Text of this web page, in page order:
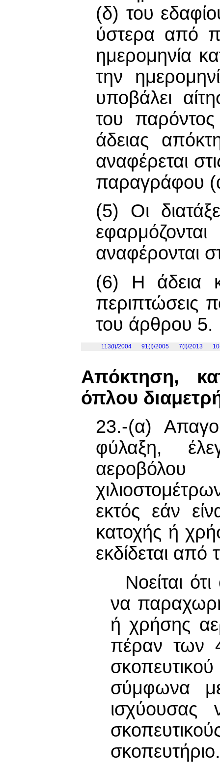
(δ) του
ύστερα από
ημερομηνία
την
υποβάλει
του
άδειας
αναφέρεται
παραγράφου
(5) Οι
αναφέρονται
(6) Η άδεια
περιπτώσεις
του άρθρου 5.
113(I)/2004 91(I)/2005 7(Ι)/2013
Απόκτηση,
όπλου
23.-(α)
φύλαξη,
αεροβόλου
εκτός εάν
κατοχής ή
εκδίδεται
Νοείται
να
ή χρήσης
πέραν των
σύμφωνα
ισχύουσας
σκοπευτήριο.